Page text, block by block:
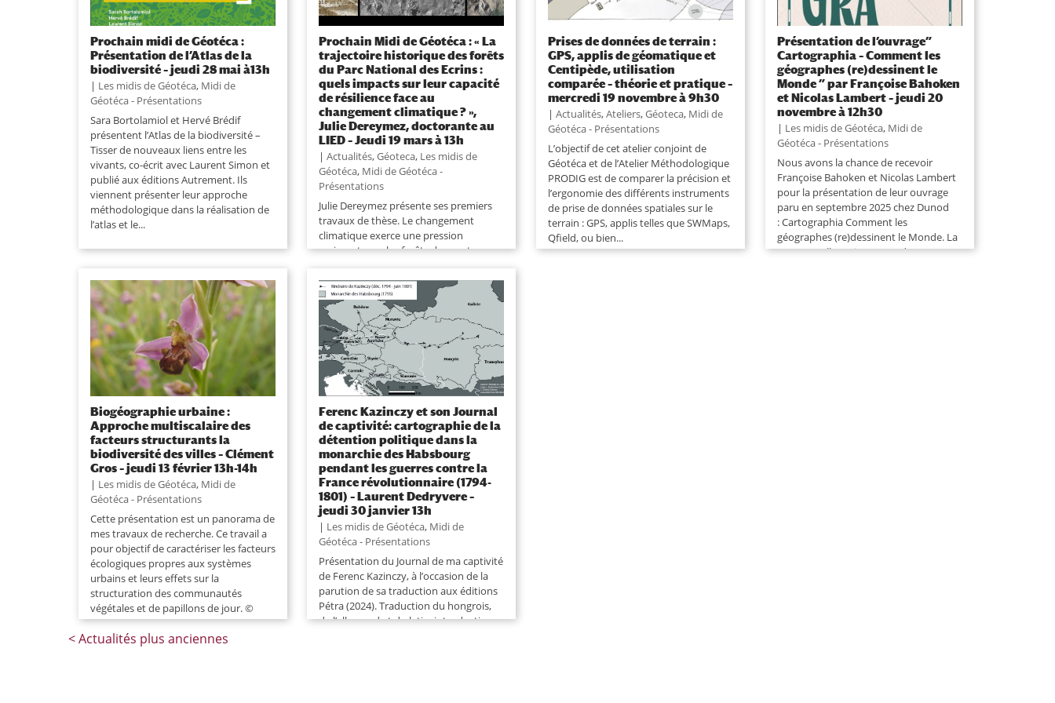
Prochain midi de Géotéca :
Présentation de l’Atlas de la
biodiversité – jeudi 28 mai à13h
| Les midis de Géotéca, Midi de
Géotéca - Présentations
Sara Bortolamiol et Hervé Brédif
présentent l’Atlas de la biodiversité –
Tisser de nouveaux liens entre les
vivants, co-écrit avec Laurent Simon et
publié aux éditions Autrement. Ils
viennent présenter leur approche
méthodologique dans la réalisation de
l’atlas et le...
Prochain Midi de Géotéca : « La
trajectoire historique des forêts
du Parc National des Ecrins :
quels impacts sur leur capacité
de résilience face au
changement climatique ? »,
Julie Dereymez, doctorante au
LIED – Jeudi 19 mars à 13h
|Actualités,Géoteca, Les midis de
Géotéca, Midi de Géotéca -
Présentations
Julie Dereymez présente ses premiers
travaux de thèse. Le changement
climatique exerce une pression
croissante sur les forêts de montagne,
même manière. Si l’influence des
conditions stationnelles et des
caractéristiques de...
Prises de données de terrain :
GPS, applis de géomatique et
Centipède, utilisation
comparée – théorie et pratique –
mercredi 19 novembre à 9h30
| Actualités,Ateliers,Géoteca, Midi de
Géotéca - Présentations
L’objectif de cet atelier conjoint de
Géotéca et de l’Atelier Méthodologique
PRODIG est de comparer la précision et
l’ergonomie des différents instruments
de prise de données spatiales sur le
terrain : GPS, applis telles que SWMaps,
Qfield, ou bien...
Présentation de l’ouvrage”
Cartographia – Comment les
géographes (re)dessinent le
Monde ” par Françoise Bahoken
et Nicolas Lambert – jeudi 20
novembre à 12h30
| Les midis de Géotéca, Midi de
Géotéca - Présentations
Nous avons la chance de recevoir
Françoise Bahoken et Nicolas Lambert
pour la présentation de leur ouvrage
paru en septembre 2025 chez Dunod
: Cartographia Comment les
géographes (re)dessinent le Monde. La
Terre est-elle vraiment ronde ?
Biogéographie urbaine :
Approche multiscalaire des
facteurs structurants la
biodiversité des villes – Clément
Gros – jeudi 13 février 13h-14h
| Les midis de Géotéca, Midi de
Géotéca - Présentations
Cette présentation est un panorama de
mes travaux de recherche. Ce travail a
pour objectif de caractériser les facteurs
écologiques propres aux systèmes
urbains et leurs effets sur la
structuration des communautés
végétales et de papillons de jour. ©
Clément Gros Plus...
Ferenc Kazinczy et son Journal
de captivité: cartographie de la
détention politique dans la
monarchie des Habsbourg
pendant les guerres contre la
France révolutionnaire (1794-
1801) – Laurent Dedryvere –
jeudi 30 janvier 13h
| Les midis de Géotéca, Midi de
Géotéca - Présentations
Présentation du Journal de ma captivité
de Ferenc Kazinczy, à l’occasion de la
parution de sa traduction aux éditions
Pétra (2024). Traduction du hongrois,
de l’allemand et du latin, introduction